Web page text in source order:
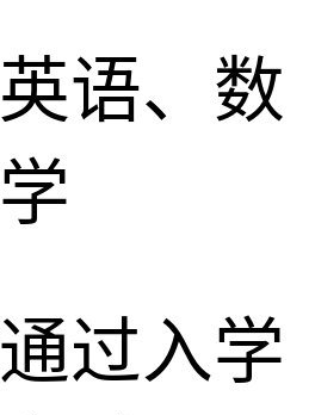
英语、数
学
通过入学